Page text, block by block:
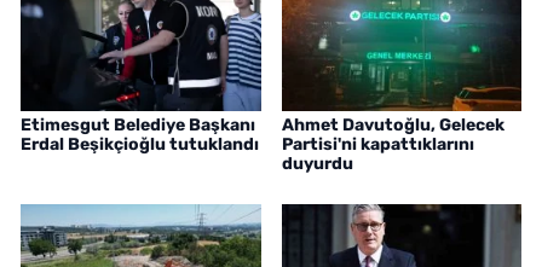
Etimesgut Belediye Başkanı
Erdal Beşikçioğlu tutuklandı
Ahmet Davutoğlu, Gelecek
Partisi'ni kapattıklarını
duyurdu